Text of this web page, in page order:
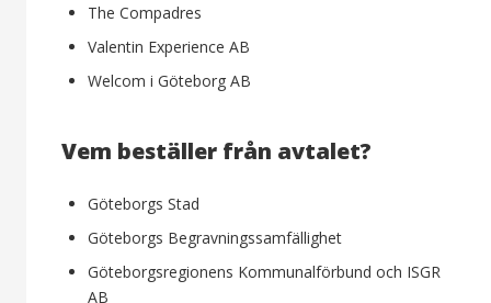
The Compadres
Valentin Experience AB
Welcom i Göteborg AB
Vem beställer från avtalet?
Göteborgs Stad
Göteborgs Begravningssamfällighet
Göteborgsregionens Kommunalförbund och ISGR
AB